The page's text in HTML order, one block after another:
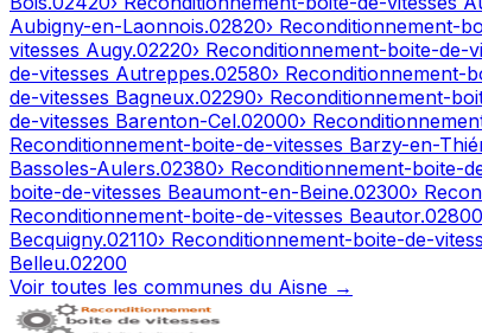
Aubigny-en-Laonnois.02820› Reconditionnement-
vitesses Augy.02220› Reconditionnement-boite-de-
de-vitesses Autreppes.02580› Reconditionnement-
de-vitesses Bagneux.02290› Reconditionnement-
de-vitesses Barenton-Cel.02000›
Reconditionnement-boite-de-vitesses Barzy-en-
Bassoles-Aulers.02380› Reconditionnement-boite-
boite-de-vitesses Beaumont-en-Beine.02300›
Reconditionnement-boite-de-vitesses Beautor.02800
Becquigny.02110› Reconditionnement-boite-de-
Belleu.02200
Voir toutes les communes du Aisne →